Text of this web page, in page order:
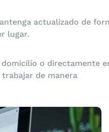
actualizado de
lugar.
o directamente
de manera